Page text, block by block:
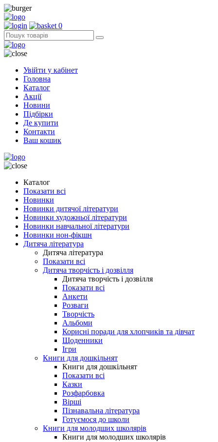
0
Увійти у кабінет
Головна
Каталог
Акції
Новини
Підбірки
Де купити
Контакти
Ваш кошик
Каталог
Показати всі
Новинки
Новинки дитячої літератури
Новинки художньої літератури
Новинки навчальної літератури
Новинки нон-фікшн
Дитяча література
Дитяча література
Показати всі
Дитяча творчість і дозвілля
Дитяча творчість і дозвілля
Показати всі
Анкети
Розваги
Творчість
Альбоми
Корисні поради для хлопчиків та дівчат
Щоденники
Ігри
Книги для дошкільнят
Книги для дошкільнят
Показати всі
Казки
Розфарбовка
Вірші
Пізнавальна література
Готуємося до школи
Книги для молодших школярів
Книги для молодших школярів